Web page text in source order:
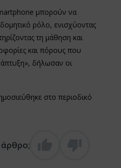
μπορούν να
ρόλο, ενισχύοντας
τη μάθηση και
και πόρους που
δήλωσαν οι
στο περιοδικό